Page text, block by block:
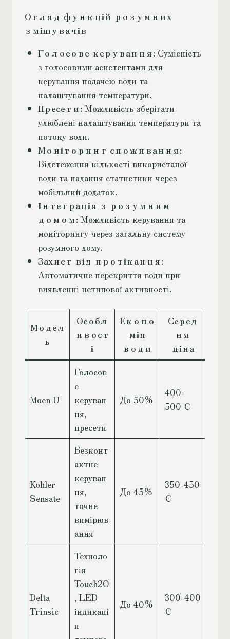
Огляд функцій розумних
змішувачів
Голосове керування: Сумісність
з голосовими асистентами для
керування подачею води та
налаштування температури.
Пресети: Можливість зберігати
улюблені налаштування температури та
потоку води.
Моніторинг споживання:
Відстеження кількості використаної
води та надання статистики через
мобільний додаток.
Інтеграція з розумним
домом: Можливість керування та
моніторингу через загальну систему
розумного дому.
Захист від протікання:
Автоматичне перекриття води при
виявленні нетипової активності.
Модел
ь
Особл
ивост
і
Еконо
мія
води
Серед
ня
ціна
Moen U
Голосов
е
керуван
ня,
пресети
До 50%
400-
500 €
Kohler
Sensate
Безконт
актне
керуван
ня,
точне
вимірюв
ання
До 45%
350-450
€
Delta
Trinsic
Техноло
гія
Touch2O
, LED
індикаці
я
До 40%
300-400
€